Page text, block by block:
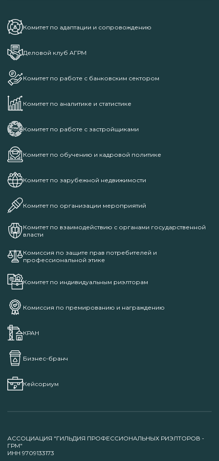
Комитет по адаптации и сопровождению
Деловой клуб АГРМ
Комитет по работе с банковским сектором
Комитет по аналитике и статистике
Комитет по работе с застройщиками
Комитет по обучению и кадровой политике
Комитет по зарубежной недвижимости
Комитет по организации мероприятий
Комитет по взаимодействию с органами государственной
власти
Комиссия по защите прав потребителей и
профессиональной этике
Комитет по индивидуальным риэлторам
Комиссия по премированию и награждению
КРАН
Бизнес-бранч
Кейсориум
АССОЦИАЦИЯ "ГИЛЬДИЯ ПРОФЕССИОНАЛЬНЫХ РИЭЛТОРОВ -
ГРМ"
ИНН 9709133173